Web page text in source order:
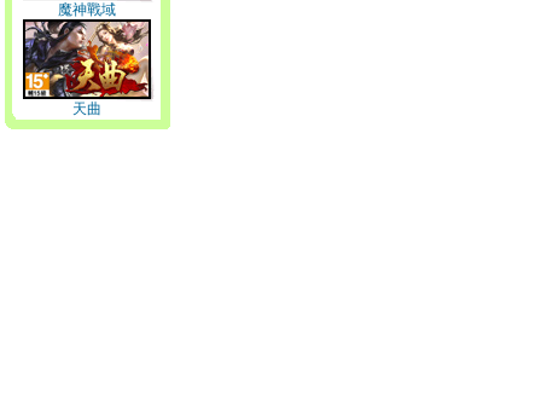
魔神戰域
天曲